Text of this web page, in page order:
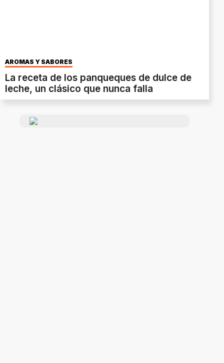
AROMAS Y SABORES
La receta de los panqueques de dulce de
leche, un clásico que nunca falla